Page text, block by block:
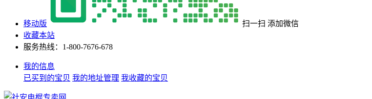
移动版
扫一扫 添加微信
收藏本站
服务热线：1-800-7676-678
我的信息
已买到的宝贝 我的地址管理 我收藏的宝贝